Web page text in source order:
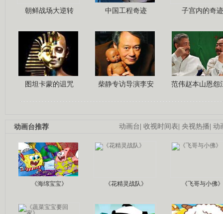
朝鲜战场大逆转 中国工程奇迹 子宫内的奇迹
图坦卡蒙的诅咒 柴静专访导演李安 范伟赵本山恩怨
动画台 收视时间表 央视热播 动
动画台推荐
《海绵宝宝》 《花精灵战队》 《飞哥与小佛》